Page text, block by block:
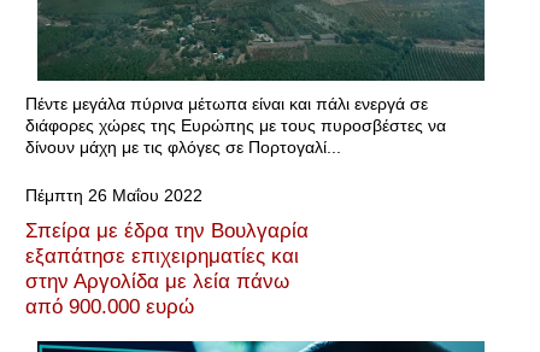
Πέντε μεγάλα πύρινα μέτωπα είναι και πάλι ενεργά σε
διάφορες χώρες της Ευρώπης με τους πυροσβέστες να
δίνουν μάχη με τις φλόγες σε Πορτογαλί...
Πέμπτη 26 Μαΐου 2022
Σπείρα με έδρα την Βουλγαρία
εξαπάτησε επιχειρηματίες και
στην Αργολίδα με λεία πάνω
από 900.000 ευρώ